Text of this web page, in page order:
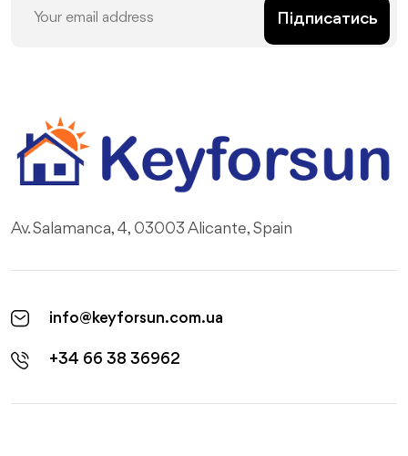
Підписатись
Av. Salamanca, 4, 03003 Alicante, Spain
info@keyforsun.com.ua
+34 66 38 36962